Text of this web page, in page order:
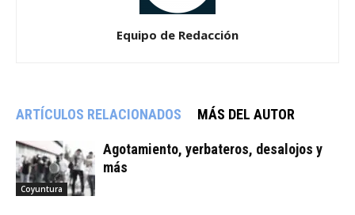
Equipo de Redacción
ARTÍCULOS RELACIONADOS MÁS DEL AUTOR
Coyuntura
Agotamiento, yerbateros, desalojos y
más